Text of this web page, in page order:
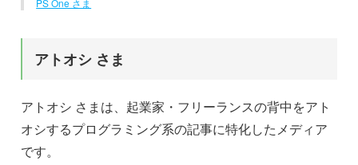
PS One さま
アトオシ さま
アトオシ さまは、起業家・フリーランスの背中をアト
オシするプログラミング系の記事に特化したメディア
です。